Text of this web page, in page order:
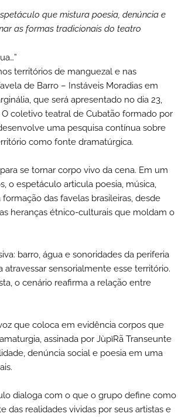
que mistura poesia, denúncia e
as formas tradicionais do teatro
territórios de manguezal e nas
de Barro – Instáveis Moradias em
que será apresentado no dia 23,
coletivo teatral de Cubatão formado por
uma pesquisa contínua sobre
como fonte dramatúrgica.
se tornar corpo vivo da cena. Em um
o espetáculo articula poesia, música,
das favelas brasileiras, desde
heranças étnico-culturais que moldam o
barro, água e sonoridades da periferia
sensorialmente esse território.
o cenário reafirma a relação entre
que coloca em evidência corpos que
assinada por JùpïRã Transeunte
denúncia social e poesia em uma
dialoga com o que o grupo define como
das realidades vividas por seus artistas e